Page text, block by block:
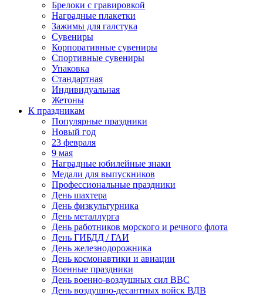
Брелоки с гравировкой
Наградные плакетки
Зажимы для галстука
Сувениры
Корпоративные сувениры
Спортивные сувениры
Упаковка
Стандартная
Индивидуальная
Жетоны
К праздникам
Популярные праздники
Новый год
23 февраля
9 мая
Наградные юбилейные знаки
Медали для выпускников
Профессиональные праздники
День шахтера
День физкультурника
День металлурга
День работников морского и речного флота
День ГИБДД / ГАИ
День железнодорожника
День космонавтики и авиации
Военные праздники
День военно-воздушных сил ВВС
День воздушно-десантных войск ВДВ